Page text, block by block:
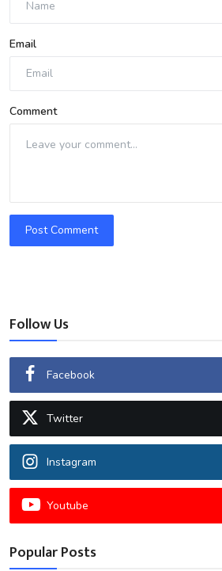
Email
Comment
Post Comment
Follow Us
Facebook
Twitter
Instagram
Youtube
Popular Posts